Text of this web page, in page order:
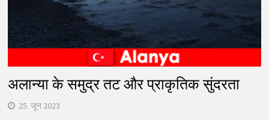
अलान्या के समुद्र तट और प्राकृतिक सुंदरता
25. जून 2023